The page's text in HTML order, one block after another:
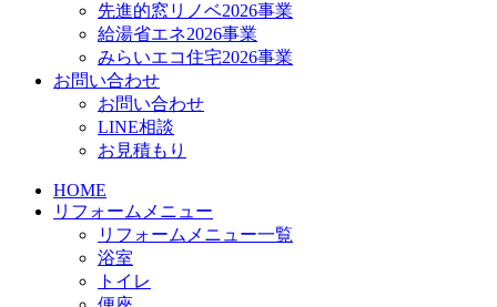
先進的窓リノベ2026事業
給湯省エネ2026事業
みらいエコ住宅2026事業
お問い合わせ
お問い合わせ
LINE相談
お見積もり
HOME
リフォームメニュー
リフォームメニュー一覧
浴室
トイレ